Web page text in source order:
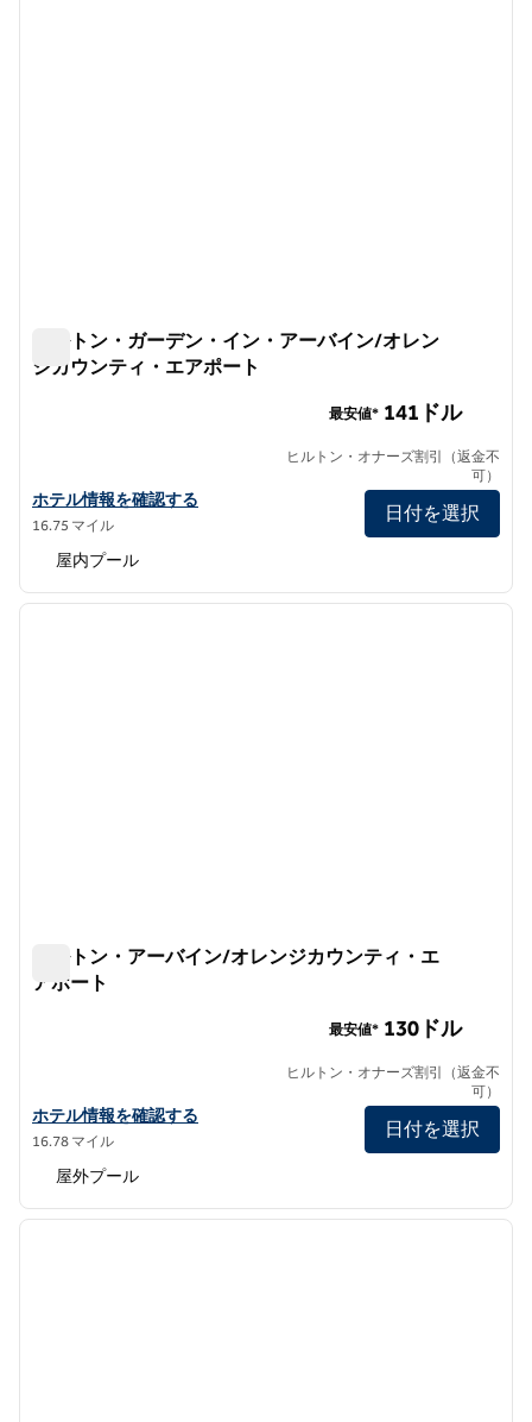
ヒルトン・ガーデン・イン・アーバイン/オレン
ジカウンティ・エアポート
ヒルトン・ガーデン・イン・アーバイン/オレンジカウンティ・エ
ホテル情報を確認する
16.75 マイル
最安値* 141ドル
ヒルトン・オナーズ割引（返金不
可）
日付を選択
屋内プール
1/12
次の
ヒルトン・アーバイン/オレンジカウンティ・エ
アポート
ヒルトン・アーバイン/オレンジカウンティ・エアポートのホテル
ホテル情報を確認する
16.78 マイル
最安値* 130ドル
ヒルトン・オナーズ割引（返金不
可）
日付を選択
屋外プール
1/12
次の